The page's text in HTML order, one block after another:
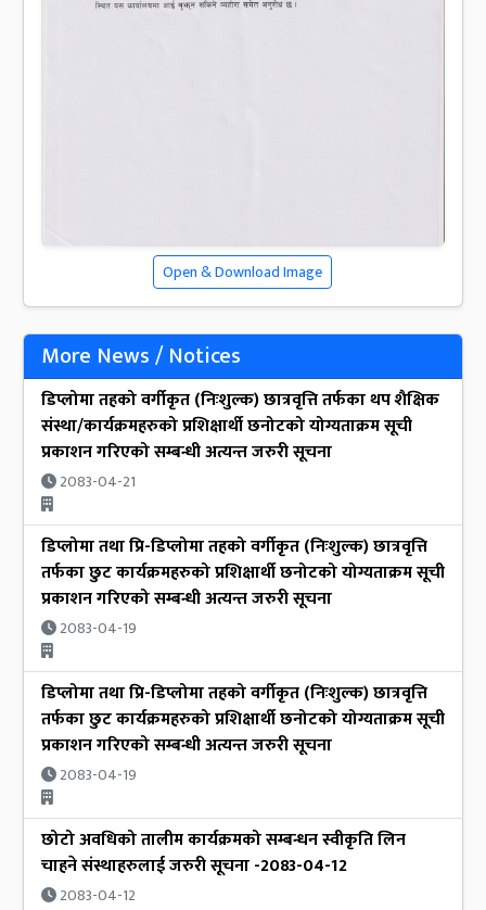
Open & Download Image
More News / Notices
डिप्लोमा तहको वर्गीकृत (निःशुल्क) छात्रवृत्ति तर्फका थप शैक्षिक
संस्था/कार्यक्रमहरुको प्रशिक्षार्थी छनोटको योग्यताक्रम सूची
प्रकाशन गरिएको सम्बन्धी अत्यन्त जरुरी सूचना
2083-04-21
डिप्लोमा तथा प्रि-डिप्लोमा तहको वर्गीकृत (निःशुल्क) छात्रवृत्ति
तर्फका छुट कार्यक्रमहरुको प्रशिक्षार्थी छनोटको योग्यताक्रम सूची
प्रकाशन गरिएको सम्बन्धी अत्यन्त जरुरी सूचना
2083-04-19
डिप्लोमा तथा प्रि-डिप्लोमा तहको वर्गीकृत (निःशुल्क) छात्रवृत्ति
तर्फका छुट कार्यक्रमहरुको प्रशिक्षार्थी छनोटको योग्यताक्रम सूची
प्रकाशन गरिएको सम्बन्धी अत्यन्त जरुरी सूचना
2083-04-19
छोटो अवधिको तालीम कार्यक्रमको सम्बन्धन स्वीकृति लिन
चाहने संस्थाहरुलाई जरुरी सूचना -2083-04-12
2083-04-12